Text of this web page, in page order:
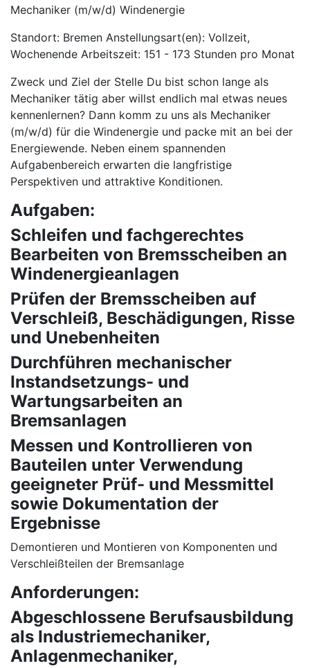
Mechaniker (m/w/d) Windenergie
Standort: Bremen Anstellungsart(en): Vollzeit,
Wochenende Arbeitszeit: 151 - 173 Stunden pro Monat
Zweck und Ziel der Stelle Du bist schon lange als
Mechaniker tätig aber willst endlich mal etwas neues
kennenlernen? Dann komm zu uns als Mechaniker
(m/w/d) für die Windenergie und packe mit an bei der
Energiewende. Neben einem spannenden
Aufgabenbereich erwarten die langfristige
Perspektiven und attraktive Konditionen.
Aufgaben:
Schleifen und fachgerechtes
Bearbeiten von Bremsscheiben an
Windenergieanlagen
Prüfen der Bremsscheiben auf
Verschleiß, Beschädigungen, Risse
und Unebenheiten
Durchführen mechanischer
Instandsetzungs- und
Wartungsarbeiten an
Bremsanlagen
Messen und Kontrollieren von
Bauteilen unter Verwendung
geeigneter Prüf- und Messmittel
sowie Dokumentation der
Ergebnisse
Demontieren und Montieren von Komponenten und
Verschleißteilen der Bremsanlage
Anforderungen:
Abgeschlossene Berufsausbildung
als Industriemechaniker,
Anlagenmechaniker,